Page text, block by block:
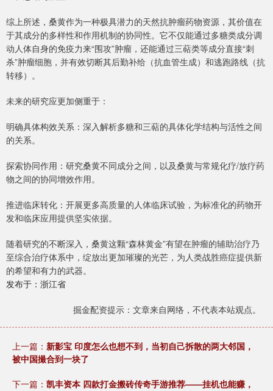
综上所述，桑黄作为一种极具潜力的天然抗肿瘤药物资源，其价值在
于其成分的多样性和作用机制的协同性。它不仅能通过多糖类成分调
动人体自身的免疫力来“围攻”肿瘤，还能通过三萜类等成分直接“刺
杀”肿瘤细胞，并有效切断其后勤补给（抗血管生成）和逃跑路线（抗
转移）。
未来的研究应更加侧重于：
明确具体构效关系：深入解析多糖和三萜的具体化学结构与活性之间
的关系。
探索协同作用：研究桑黄不同成分之间，以及桑黄与常规化疗/放疗药
物之间的协同增效作用。
推进临床转化：开展更多高质量的人体临床试验，为标准化的药物开
发和临床应用提供坚实依据。
随着研究的不断深入，桑黄这颗“森林黄金”有望在肿瘤的辅助治疗乃
至综合治疗体系中，绽放出更加璀璨的光芒，为人类战胜癌症提供新
的希望和有力的武器。
发布于：浙江省
掘金配资提示：文章来自网络，不代表本站观点。
上一篇： 新影宝 印度怎么也想不到，当初自己拆散的两大邻国，
被中国撮合到一块了
下一篇： 凯丰资本 四款打金搬砖传奇手游推荐——挂机也能赚，